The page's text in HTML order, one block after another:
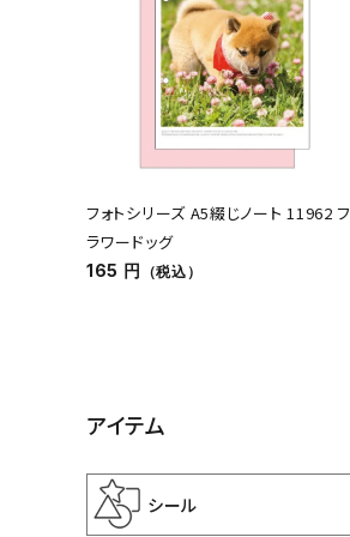
フォトシリーズ A5綴じノート 11962 フ
ラワードッグ
165 円 （税込）
アイテム
シール